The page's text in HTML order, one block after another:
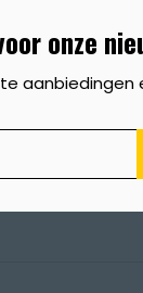
onze
aanbiedingen